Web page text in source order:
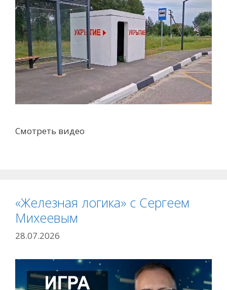
Смотреть видео
«Железная логика» с Сергеем
Михеевым
28.07.2026